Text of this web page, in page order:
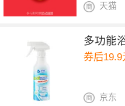
天猫
多功能
券后19.9
京东